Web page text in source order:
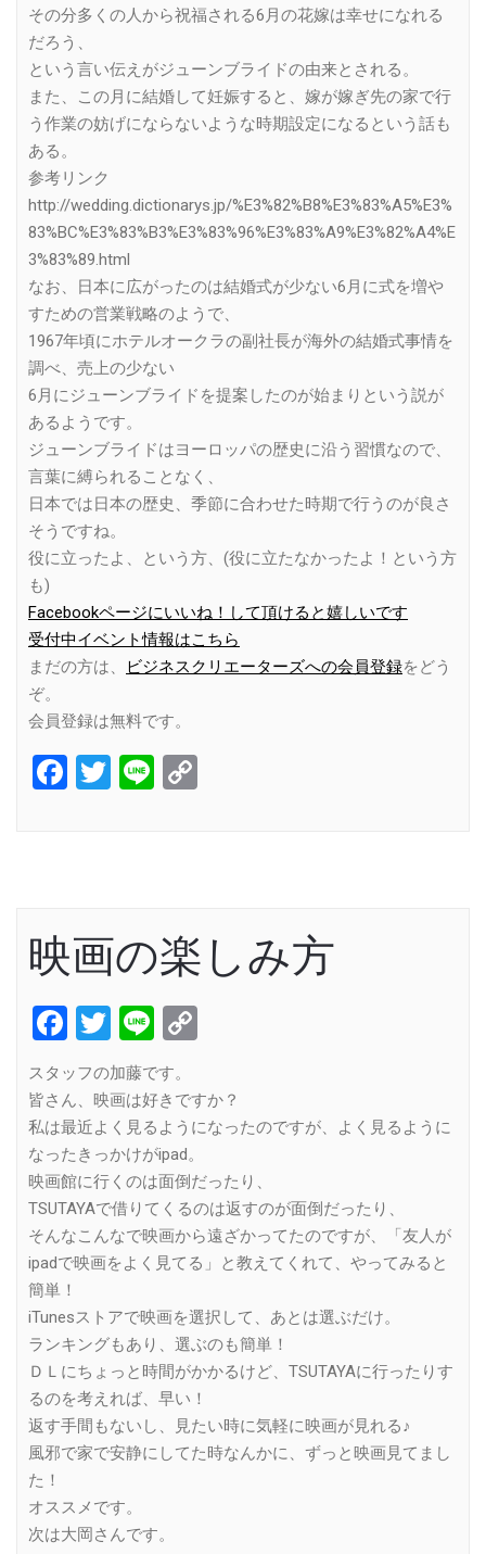
その分多くの人から祝福される6月の花嫁は幸せになれる
だろう、
という言い伝えがジューンブライドの由来とされる。
また、この月に結婚して妊娠すると、嫁が嫁ぎ先の家で行
う作業の妨げにならないような時期設定になるという話も
ある。
参考リンク
http://wedding.dictionarys.jp/%E3%82%B8%E3%83%A5%E3%
83%BC%E3%83%B3%E3%83%96%E3%83%A9%E3%82%A4%E
3%83%89.html
なお、日本に広がったのは結婚式が少ない6月に式を増や
すための営業戦略のようで、
1967年頃にホテルオークラの副社長が海外の結婚式事情を
調べ、売上の少ない
6月にジューンブライドを提案したのが始まりという説が
あるようです。
ジューンブライドはヨーロッパの歴史に沿う習慣なので、
言葉に縛られることなく、
日本では日本の歴史、季節に合わせた時期で行うのが良さ
そうですね。
役に立ったよ、という方、(役に立たなかったよ！という方
も)
Facebookページにいいね！して頂けると嬉しいです
受付中イベント情報はこちら
まだの方は、
ビジネスクリエーターズへの会員登録をどう
ぞ。
会員登録は無料です。
Facebook
Twitter
Line
映画の楽しみ方
Facebook
Twitter
Line
スタッフの加藤です。
皆さん、映画は好きですか？
私は最近よく見るようになったのですが、よく見るように
なったきっかけがipad。
映画館に行くのは面倒だったり、
TSUTAYAで借りてくるのは返すのが面倒だったり、
そんなこんなで映画から遠ざかってたのですが、「友人が
ipadで映画をよく見てる」と教えてくれて、やってみると
簡単！
iTunesストアで映画を選択して、あとは選ぶだけ。
ランキングもあり、選ぶのも簡単！
ＤＬにちょっと時間がかかるけど、TSUTAYAに行ったりす
るのを考えれば、早い！
返す手間もないし、見たい時に気軽に映画が見れる♪
風邪で家で安静にしてた時なんかに、ずっと映画見てまし
た！
オススメです。
次は大岡さんです。